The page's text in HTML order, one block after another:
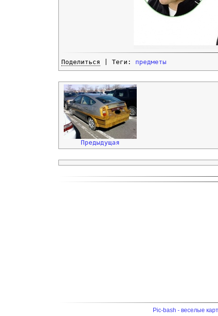
Поделиться | Теги: предметы
Предыдущая
Pic-bash - веселые